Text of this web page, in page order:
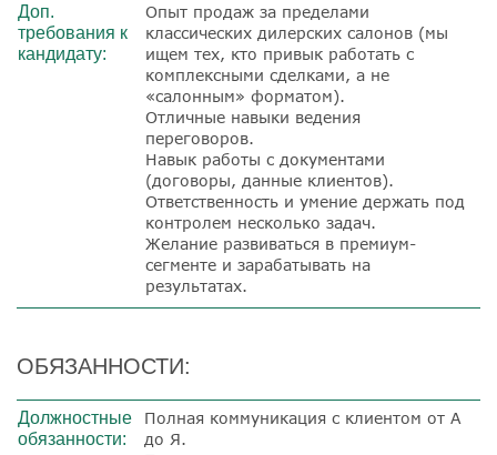
Доп.
требования к
кандидату:
Опыт продаж за пределами
классических дилерских салонов (мы
ищем тех, кто привык работать с
комплексными сделками, а не
«салонным» форматом).
Отличные навыки ведения
переговоров.
Навык работы с документами
(договоры, данные клиентов).
Ответственность и умение держать под
контролем несколько задач.
Желание развиваться в премиум-
сегменте и зарабатывать на
результатах.
ОБЯЗАННОСТИ:
Должностные
обязанности:
Полная коммуникация с клиентом от А
до Я.